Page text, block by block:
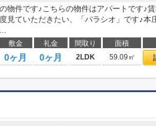
物件です♪こちらの物件はアパートです♪
見ていただきたい、「パラシオ」です♪本
敷金 礼金 間取り 面積
0ヶ月 0ヶ月 2LDK 59.09㎡